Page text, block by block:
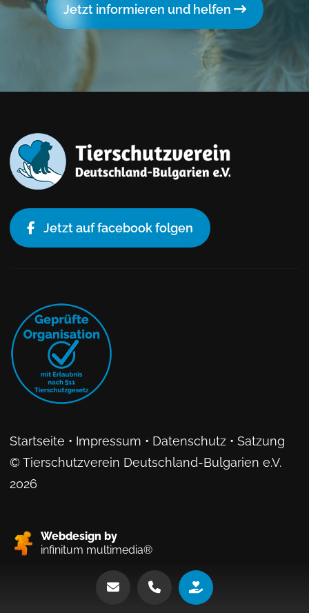
Jetzt informieren und helfen
Jetzt auf facebook folgen
Startseite • Impressum • Datenschutz• Satzung
© Tierschutzverein Deutschland-Bulgarien e.V.
2026
Webdesign by
infinitum multimedia®